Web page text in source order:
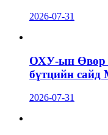
2026-07-31
ОХУ-ын Өвөр
бүтцийн сайд
2026-07-31